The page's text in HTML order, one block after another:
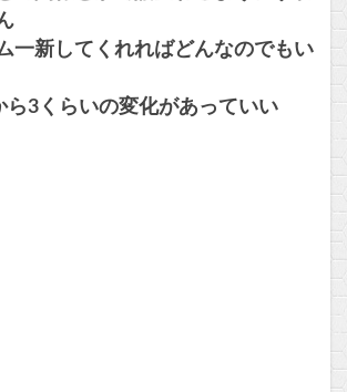
一新してくれればどんなのでもい
ら3くらいの変化があっていい